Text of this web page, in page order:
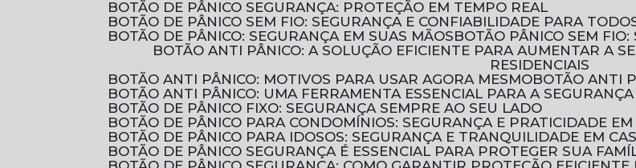
BOTÃO DE PÂNICO SEGURANÇA: PROTEÇÃO EM TEMPO REAL
BOTÃO DE PÂNICO SEM FIO: SEGURANÇA E CONFIABILIDADE PARA
BOTÃO DE PÂNICO: SEGURANÇA EM SUAS MÃOS
BOTÃO PÂNICO SEM
BOTÃO ANTI PÂNICO: A SOLUÇÃO EFICIENTE PARA AUMENTAR A SEGURANÇA EM AMBIENTES COMERCIAIS E
RESIDENCIAIS
BOTÃO ANTI PÂNICO: MOTIVOS PARA USAR AGORA MESMO
BOTÃO ANTI
BOTÃO ANTI PÂNICO: UMA FERRAMENTA ESSENCIAL PARA A
BOTÃO DE PÂNICO FIXO: SEGURANÇA SEMPRE AO SEU LADO
BOTÃO DE PÂNICO PARA CONDOMÍNIOS: SEGURANÇA E PRATICIDADE
BOTÃO DE PÂNICO PARA IDOSOS: SEGURANÇA E TRANQUILIDADE EM
BOTÃO DE PÂNICO SEGURANÇA É ESSENCIAL PARA PROTEGER SUA